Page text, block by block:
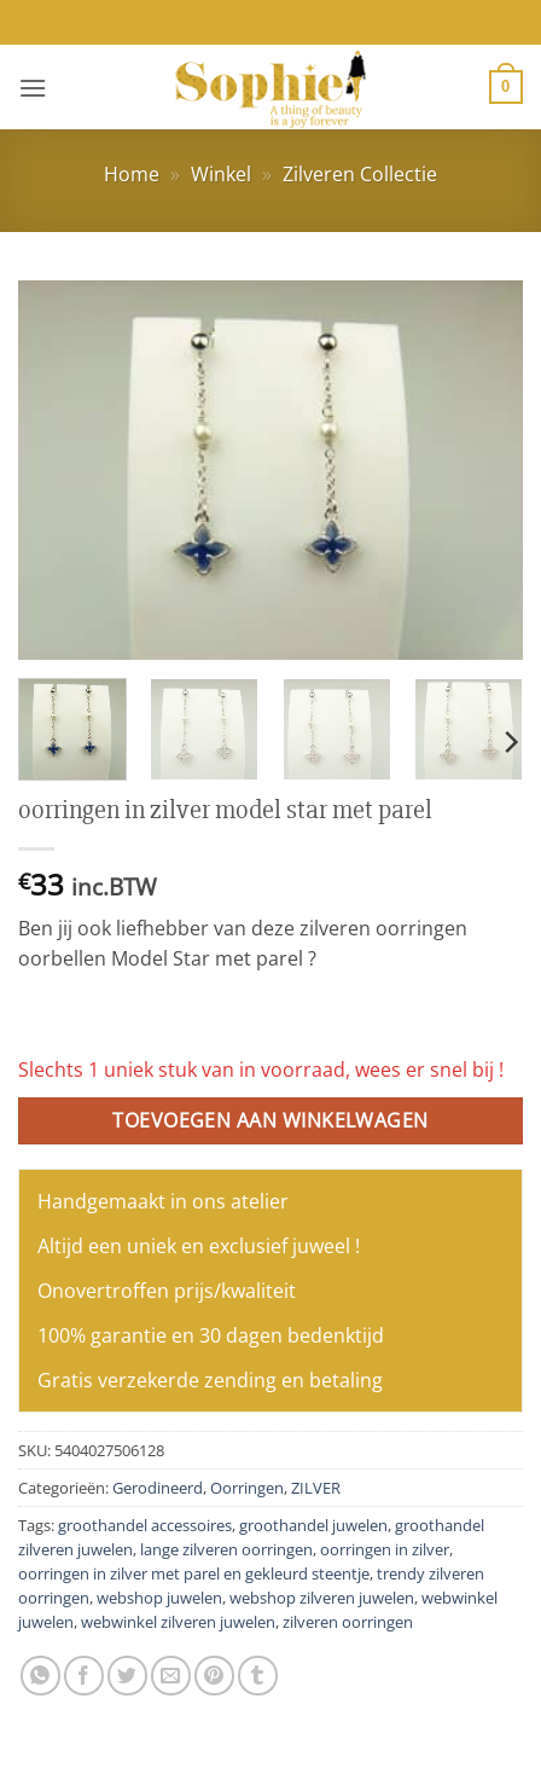
naar
inhoud
0
Home » Winkel » Zilveren Collectie
oorringen in zilver model star met parel
€33 inc.BTW
Ben jij ook liefhebber van deze zilveren oorringen
oorbellen Model Star met parel ?
Slechts 1 uniek stuk van in voorraad, wees er snel bij !
TOEVOEGEN AAN WINKELWAGEN
Handgemaakt in ons atelier
Altijd een uniek en exclusief juweel !
Onovertroffen prijs/kwaliteit
100% garantie en 30 dagen bedenktijd
Gratis verzekerde zending en betaling
SKU: 5404027506128
Categorieën:Gerodineerd,Oorringen,ZILVER
Tags:groothandel accessoires,groothandel juwelen,groothandel
zilveren juwelen, lange zilveren oorringen,oorringen in zilver,
oorringen in zilver met parel en gekleurd steentje,trendy zilveren
oorringen,webshop juwelen,webshop zilveren juwelen,webwinkel
juwelen,webwinkel zilveren juwelen,zilveren oorringen